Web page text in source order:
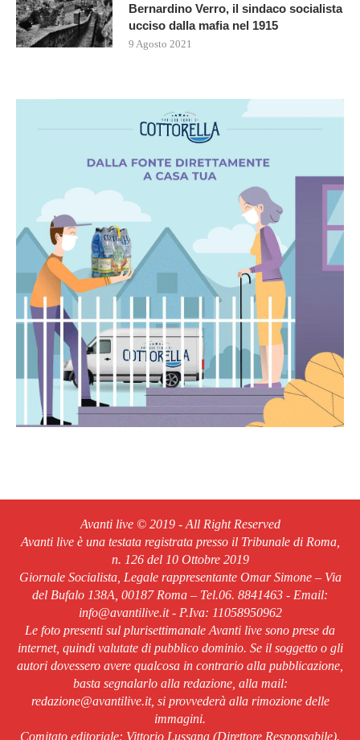
Bernardino Verro, il sindaco socialista
ucciso dalla mafia nel 1915
9 Agosto 2021
Avanti live © 2019 - All Right Reserved
Avanti live è una testata registrata presso il Tribunale di Roma,
n. 126 del 10 Ottobre 2019
Giornale Socialista, Legale rappresentante Omar Simone – Via
del Bufalo 138A, 00187 Roma – Tel.06. 8841463 - Email:
info@avantilive.it - P.Iva: 11058950962
Le foto presenti sul plurisettimanale Avanti live sono prese da
internet, quindi valutate di pubblico dominio. Se il soggetto o gli
autori dovessero avere qualcosa in contrario alla pubblicazione,
basta segnalarlo alla redazione, alla mail:
redazione@avantilive.it, si provvederà alla rimozione delle
immagini.
Comitato editoriale: Vittorio Lussana (Direttore Responsabile).